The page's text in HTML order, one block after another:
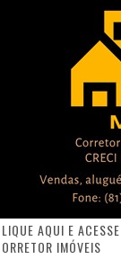
AQUI E
IMÓVEIS